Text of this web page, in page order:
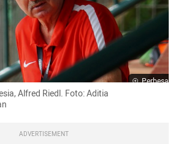
Perbesar
Alfred Riedl. Foto: Aditia
ADVERTISEMENT